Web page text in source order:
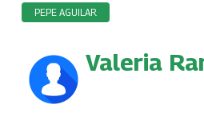
PEPE AGUILAR
Valeria